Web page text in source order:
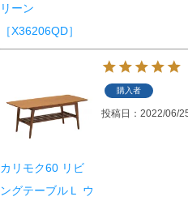
リーン
［X36206QD］
カリモク60 リビ
ングテーブルＬ ウ
購入者
投稿日 2022/06/